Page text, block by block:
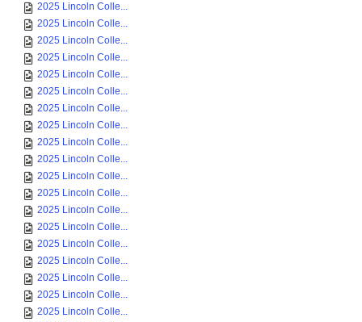
2025 Lincoln Colle...
2025 Lincoln Colle...
2025 Lincoln Colle...
2025 Lincoln Colle...
2025 Lincoln Colle...
2025 Lincoln Colle...
2025 Lincoln Colle...
2025 Lincoln Colle...
2025 Lincoln Colle...
2025 Lincoln Colle...
2025 Lincoln Colle...
2025 Lincoln Colle...
2025 Lincoln Colle...
2025 Lincoln Colle...
2025 Lincoln Colle...
2025 Lincoln Colle...
2025 Lincoln Colle...
2025 Lincoln Colle...
2025 Lincoln Colle...